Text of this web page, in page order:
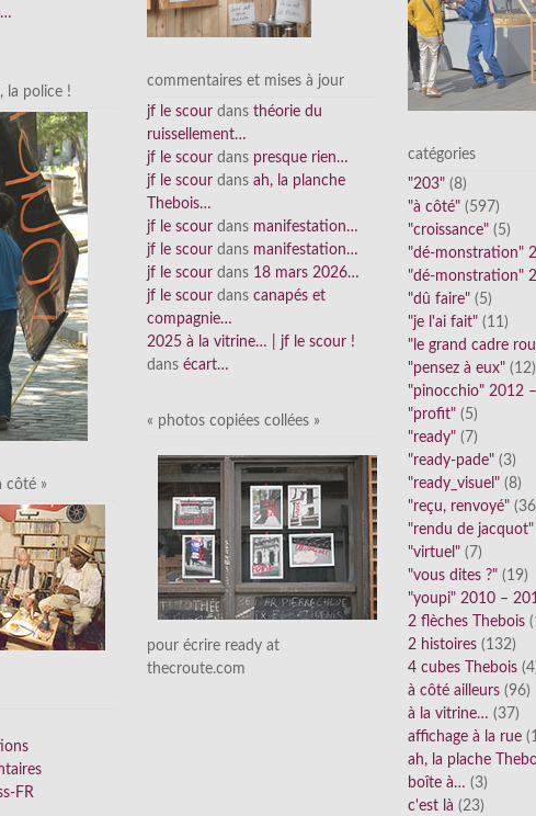
la police !
côté »
FR
commentaires et mises à jour
jf le scour dans théorie du
ruissellement…
jf le scour dans presque rien…
jf le scour dans ah, la planche
Thebois…
jf le scour dans manifestation…
jf le scour dans manifestation…
jf le scour dans 18 mars 2026…
jf le scour dans canapés et
compagnie…
2025 à la vitrine… | jf le scour !
dans écart…
« photos copiées collées »
pour écrire ready at
thecroute.com
catégories
"203" (8)
"à côté" (597)
"croissance" (5)
"dé-monstration"
"dé-monstration"
"dû faire" (5)
"je l'ai fait" (11)
"le grand cadre
"pensez à eux" (12)
"pinocchio" 2012
"profit" (5)
"ready" (7)
"ready-pade" (3)
"ready_visuel" (8)
"reçu, renvoyé"
"rendu de jacquot"
"virtuel" (7)
"vous dites ?" (19)
"youpi" 2010 –
2 flèches Thebois
2 histoires (132)
4 cubes Thebois
à côté ailleurs (96)
à la vitrine… (37)
affichage à la rue
ah, la plache
boîte à… (3)
c'est là (23)